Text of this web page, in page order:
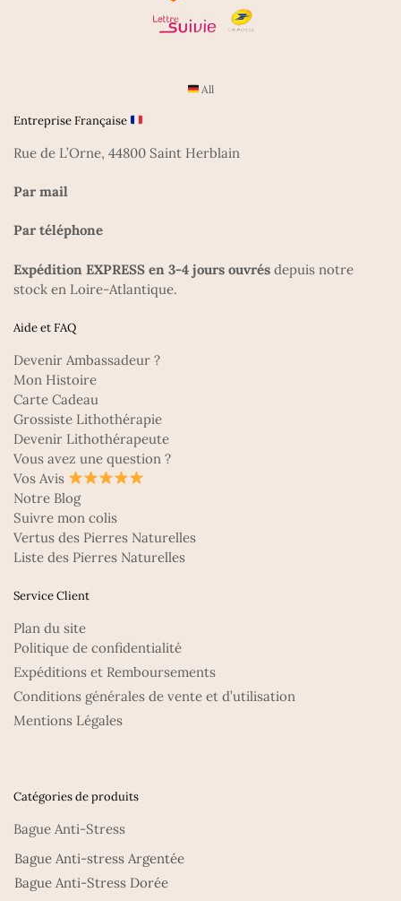
All
Entreprise Française
Rue de L’Orne, 44800 Saint Herblain
Par mail
Par téléphone
Expédition EXPRESS en 3-4 jours ouvrés depuis notre
stock en Loire-Atlantique.
Aide et FAQ
Devenir Ambassadeur ?
Mon Histoire
Carte Cadeau
Grossiste Lithothérapie
Devenir Lithothérapeute
Vous avez une question ?
Vos Avis
Notre Blog
Suivre mon colis
Vertus des Pierres Naturelles
Liste des Pierres Naturelles
Service Client
Plan du site
Politique de confidentialité
Expéditions et Remboursements
Conditions générales de vente et d’utilisation
Mentions Légales
Catégories de produits
Bague Anti-Stress
Bague Anti-stress Argentée
Bague Anti-Stress Dorée